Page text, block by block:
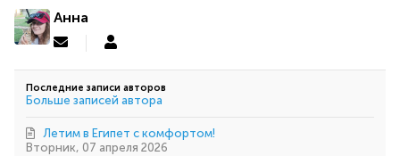
Анна
Подписаться
обновление
автора
Анна
Последние записи авторов
Больше записей автора
Вторник, 07 апреля 2026
Летим в Египет с комфортом!